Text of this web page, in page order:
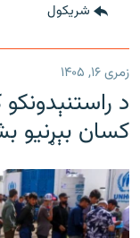
شريکول
زمری ۱۶, ۱۴۰۵
کسان بېړنیو